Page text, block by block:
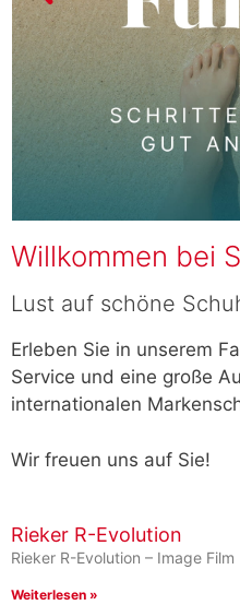
Willkommen bei
Lust auf schöne
Erleben Sie in unserem
Service und eine große
internationalen
Wir freuen uns auf Sie!
Rieker R-Evolution
Rieker R-Evolution – Image Film
Weiterlesen »